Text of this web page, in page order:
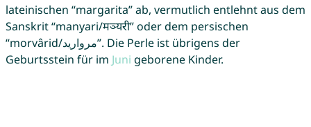
lateinischen “margarita” ab, vermutlich entlehnt aus dem
Sanskrit “manyari/मञ्यरी” oder dem persischen
“morvârid/مروارید”. Die Perle ist übrigens der
Geburtsstein für im Juni geborene Kinder.